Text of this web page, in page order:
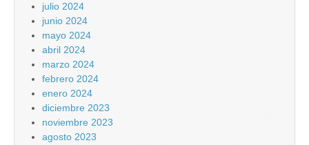
julio 2024
junio 2024
mayo 2024
abril 2024
marzo 2024
febrero 2024
enero 2024
diciembre 2023
noviembre 2023
agosto 2023